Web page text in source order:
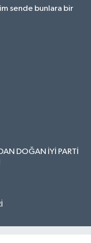
bir
DOĞAN İYİ PARTİ